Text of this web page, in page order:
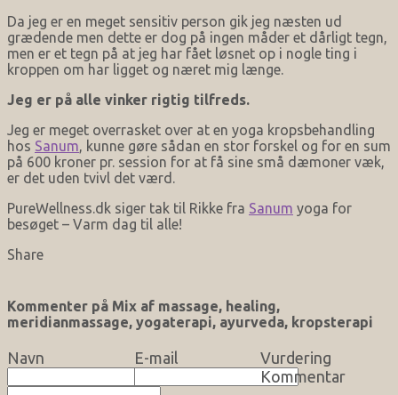
Da jeg er en meget sensitiv person gik jeg næsten ud
grædende men dette er dog på ingen måder et dårligt tegn,
men er et tegn på at jeg har fået løsnet op i nogle ting i
kroppen om har ligget og næret mig længe.
Jeg er på alle vinker rigtig tilfreds.
Jeg er meget overrasket over at en yoga kropsbehandling
hos Sanum, kunne gøre sådan en stor forskel og for en sum
på 600 kroner pr. session for at få sine små dæmoner væk,
er det uden tvivl det værd.
PureWellness.dk siger tak til Rikke fra Sanum yoga for
besøget – Varm dag til alle!
Share
Kommenter på Mix af massage, healing,
meridianmassage, yogaterapi, ayurveda, kropsterapi
Navn E-mail
Vurdering
Kommentar